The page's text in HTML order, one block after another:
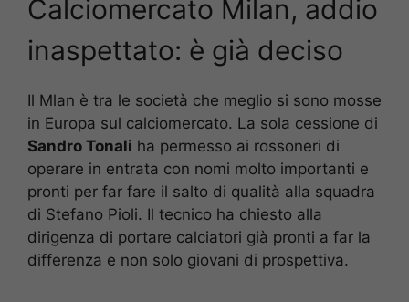
Calciomercato Milan, addio
inaspettato: è già deciso
Il Mlan è tra le società che meglio si sono mosse
in Europa sul calciomercato. La sola cessione di
Sandro Tonali ha permesso ai rossoneri di
operare in entrata con nomi molto importanti e
pronti per far fare il salto di qualità alla squadra
di Stefano Pioli. Il tecnico ha chiesto alla
dirigenza di portare calciatori già pronti a far la
differenza e non solo giovani di prospettiva.